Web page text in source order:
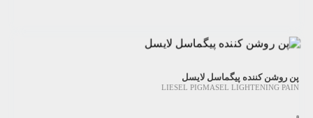
پن روشن کننده پیگماسل لایسل
LIESEL PIGMASEL LIGHTENING PAIN